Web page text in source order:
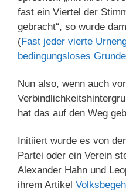
fast ein Viertel der
gebracht“, so wurde
(Fast jeder vierte
bedingungsloses
Nun also, wenn auch
hat das auf den Weg
Initiiert wurde es von
Partei oder ein Verein
Alexander Hahn und
ihrem Artikel